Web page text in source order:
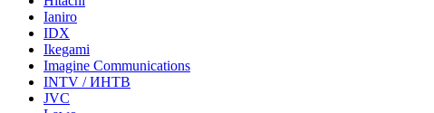
Ianiro
IDX
Ikegami
Imagine Communications
INTV / ИНТВ
JVC